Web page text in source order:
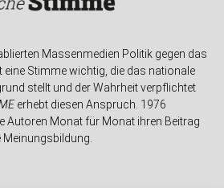
Massenmedien Politik gegen das
eine Stimme wichtig, die das nationale
stellt und der Wahrheit verpflichtet
erhebt diesen Anspruch. 1976
Autoren Monat für Monat ihren Beitrag